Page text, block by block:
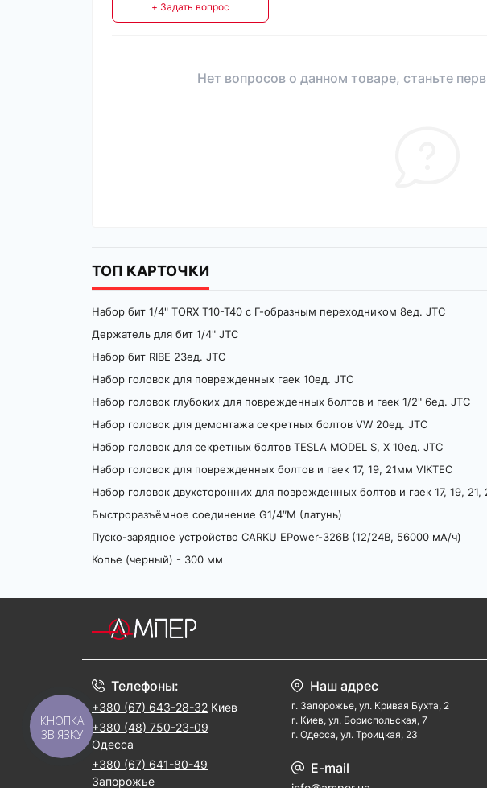
+ Задать вопрос
Нет вопросов о данном товаре, станьте
ТОП КАРТОЧКИ
Набор бит 1/4" TORX T10-T40 с Г-образным переходником 8ед. JTC
Держатель для бит 1/4" JTC
Набор бит RIBE 23ед. JTC
Набор головок для поврежденных гаек 10ед. JTC
Набор головок глубоких для поврежденных болтов и гаек 1/2" 6ед. JTC
Набор головок для демонтажа секретных болтов VW 20ед. JTC
Набор головок для секретных болтов TESLA MODEL S, X 10ед. JTC
Набор головок для поврежденных болтов и гаек 17, 19, 21мм VIKTEC
Быстроразъёмное соединение G1/4″M (латунь)
Пуско-зарядное устройство CARKU EPower-326B (12/24B, 56000 мА/ч)
Копье (черный) - 300 мм
Телефоны:
+380 (67) 643-28-32 Киев
+380 (48) 750-23-09
Одесса
+380 (67) 641-80-49
Запорожье
Наш адрес
г. Запорожье, ул. Кривая Бухта, 2
г. Киев, ул. Бориспольская, 7
г. Одесса, ул. Троицкая, 23
E-mail
КНОПКА
ЗВ'ЯЗКУ